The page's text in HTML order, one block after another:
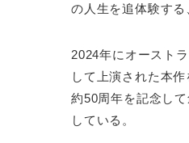
の人生を追体験する
2024年にオースト
して上演された本
約50周年を記念し
している。